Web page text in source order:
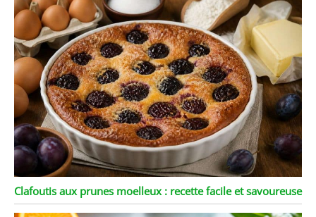
Clafoutis aux prunes moelleux : recette facile et savoureuse